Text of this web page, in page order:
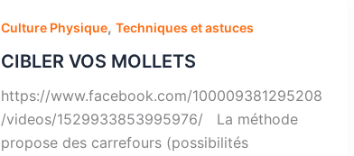
Culture Physique, Techniques et astuces
CIBLER VOS MOLLETS
https://www.facebook.com/100009381295208
/videos/1529933853995976/ La méthode
propose des carrefours (possibilités